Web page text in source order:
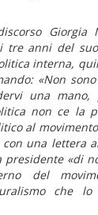
Giorgia
tre anni del
interna,
«Non sono
una mano,
non ce la
al
con una lettera
presidente«di
del
che lo